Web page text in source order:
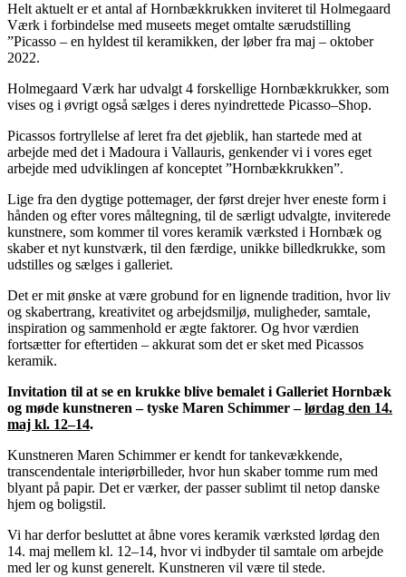
Helt aktuelt er et antal af Hornbækkrukken inviteret til Holmegaard
Værk i forbindelse med museets meget omtalte særudstilling
”Picasso – en hyldest til keramikken, der løber fra maj – oktober
2022.
Holmegaard Værk har udvalgt 4 forskellige Hornbækkrukker, som
vises og i øvrigt også sælges i deres nyindrettede Picasso–Shop.
Picassos fortryllelse af leret fra det øjeblik, han startede med at
arbejde med det i Madoura i Vallauris, genkender vi i vores eget
arbejde med udviklingen af konceptet ”Hornbækkrukken”.
Lige fra den dygtige pottemager, der først drejer hver eneste form i
hånden og efter vores måltegning, til de særligt udvalgte, inviterede
kunstnere, som kommer til vores keramik værksted i Hornbæk og
skaber et nyt kunstværk, til den færdige, unikke billedkrukke, som
udstilles og sælges i galleriet.
Det er mit ønske at være grobund for en lignende tradition, hvor liv
og skabertrang, kreativitet og arbejdsmiljø, muligheder, samtale,
inspiration og sammenhold er ægte faktorer. Og hvor værdien
fortsætter for eftertiden – akkurat som det er sket med Picassos
keramik.
Invitation til at se en krukke blive bemalet i Galleriet Hornbæk
og møde kunstneren – tyske Maren Schimmer –lørdag den 14.
maj kl. 12–14.
Kunstneren Maren Schimmer er kendt for tankevækkende,
transcendentale interiørbilleder, hvor hun skaber tomme rum med
blyant på papir. Det er værker, der passer sublimt til netop danske
hjem og boligstil.
Vi har derfor besluttet at åbne vores keramik værksted lørdag den
14. maj mellem kl. 12–14, hvor vi indbyder til samtale om arbejde
med ler og kunst generelt. Kunstneren vil være til stede.